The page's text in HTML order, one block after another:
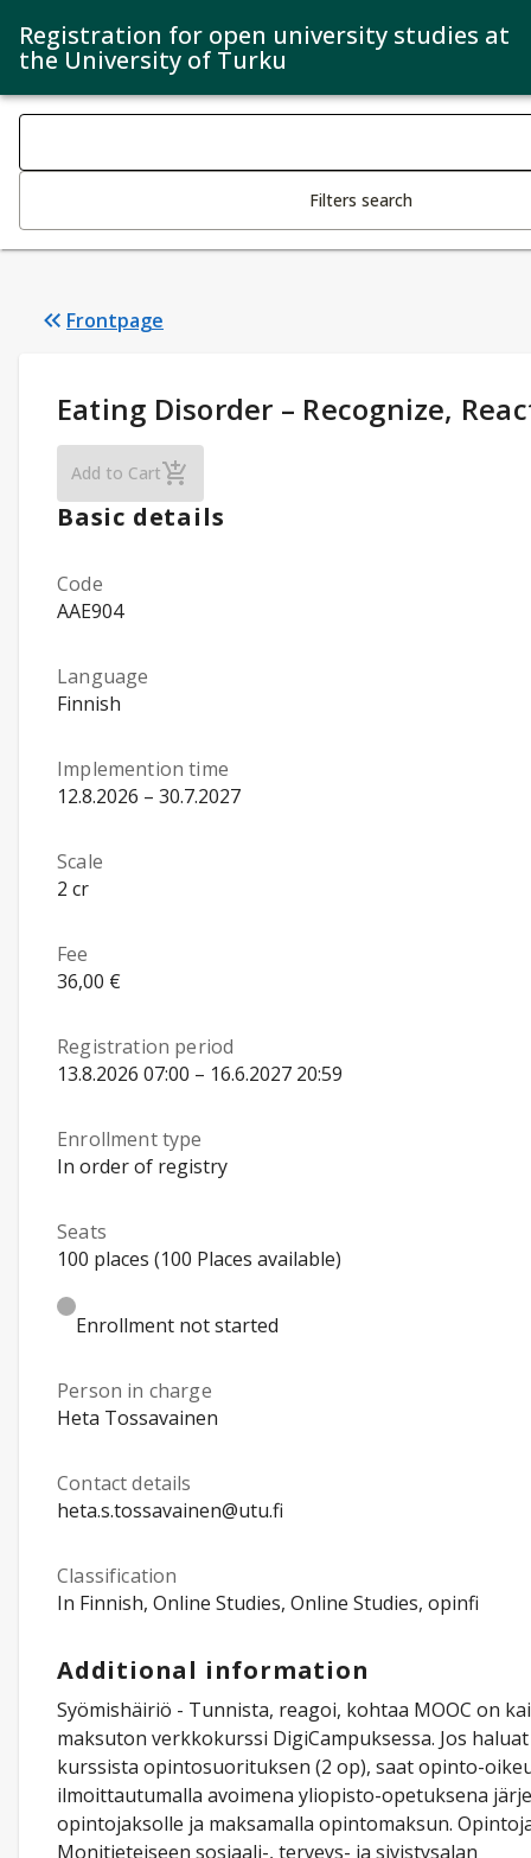
Registration for open university studies at
the University of Turku
Search filters
Filters search
Frontpage
Study Details:
Eating Disorder – Recognize,
Add to CartEating Disorder – Recognize, React, Engage
Basic details
Code
AAE904
Language
Finnish
Implemention time
12.8.2026 – 30.7.2027
Scale
2 cr
Fee
36,00 €
Registration period
13.8.2026 07:00 – 16.6.2027 20:59
Enrollment type
In order of registry
Seats
100 places (100 Places available)
Enrollment not started
Person in charge
Heta Tossavainen
Contact details
heta.s.tossavainen@utu.fi
Classification
In Finnish, Online Studies, Online Studies, opinfi
Additional information
Syömishäiriö - Tunnista, reagoi, kohtaa MOOC on
maksuton verkkokurssi DigiCampuksessa. Jos
kurssista opintosuorituksen (2 op), saat opinto-
ilmoittautumalla avoimena yliopisto-opetuksena
opintojaksolle ja maksamalla opintomaksun.
Monitieteiseen sosiaali-, terveys- ja sivistysalan